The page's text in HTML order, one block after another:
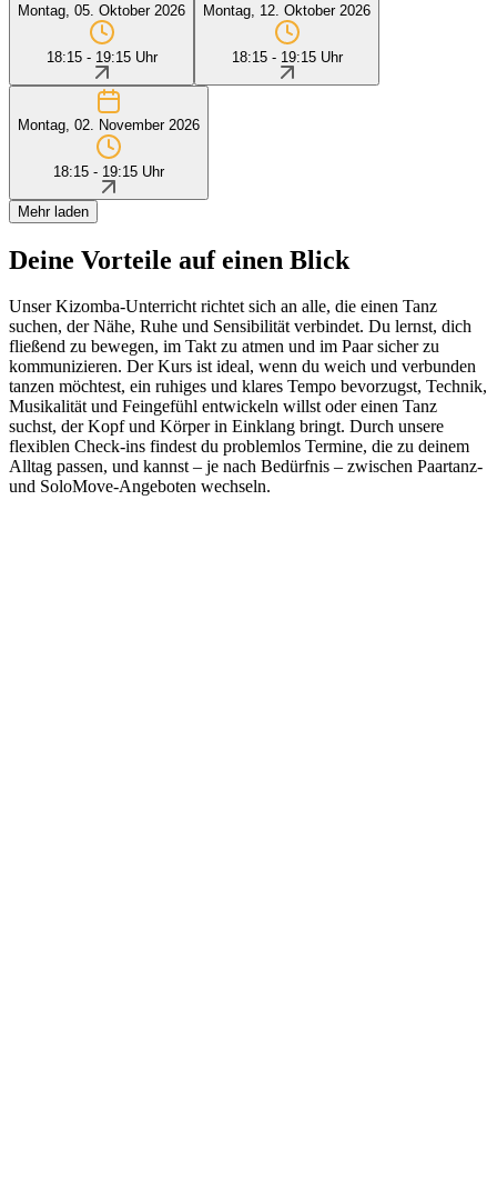
Montag, 05. Oktober 2026
18:15 - 19:15 Uhr
Montag, 12. Oktober 2026
18:15 - 19:15 Uhr
Montag, 02. November 2026
18:15 - 19:15 Uhr
Mehr laden
Deine Vorteile auf einen Blick
Unser Kizomba-Unterricht richtet sich an alle, die einen Tanz
suchen, der Nähe, Ruhe und Sensibilität verbindet. Du lernst, dich
fließend zu bewegen, im Takt zu atmen und im Paar sicher zu
kommunizieren. Der Kurs ist ideal, wenn du weich und verbunden
tanzen möchtest, ein ruhiges und klares Tempo bevorzugst, Technik,
Musikalität und Feingefühl entwickeln willst oder einen Tanz
suchst, der Kopf und Körper in Einklang bringt. Durch unsere
flexiblen Check-ins findest du problemlos Termine, die zu deinem
Alltag passen, und kannst – je nach Bedürfnis – zwischen Paartanz-
und SoloMove-Angeboten wechseln.